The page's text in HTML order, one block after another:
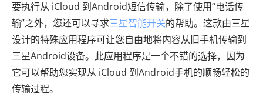
要执行从 iCloud 到Android短信传输，除了使用“电话传
输”之外，您还可以寻求三星智能开关的帮助。这款由三星
设计的特殊应用程序可让您自由地将内容从旧手机传输到
三星Android设备。此应用程序是一个不错的选择，因为
它可以帮助您实现从 iCloud 到Android手机的顺畅轻松的
传输过程。